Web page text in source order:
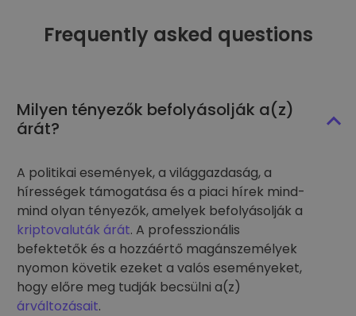
Frequently asked questions
Milyen tényezők befolyásolják a(z)
árát?
A politikai események, a világgazdaság, a
hírességek támogatása és a piaci hírek mind-
mind olyan tényezők, amelyek befolyásolják a
kriptovaluták árát. A professzionális
befektetők és a hozzáértő magánszemélyek
nyomon követik ezeket a valós eseményeket,
hogy előre meg tudják becsülni a(z)
árváltozásait.